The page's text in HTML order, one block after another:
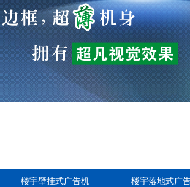
楼宇壁挂式广告机 楼宇落地式广